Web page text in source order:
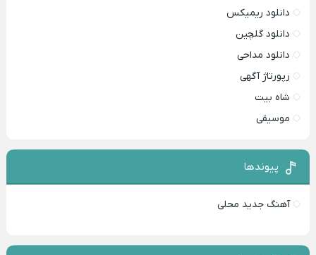
دانلود ریمیکس
دانلود گلچین
دانلود مداحی
رپورتاژ آگهی
شاه بیت
موسیقی
پیوندها
آهنگ جدید محلی